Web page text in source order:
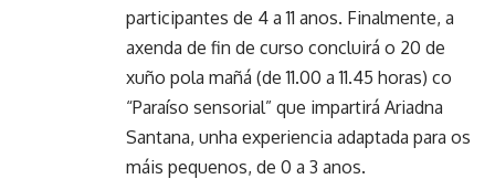
participantes de 4 a 11 anos. Finalmente, a
axenda de fin de curso concluirá o 20 de
xuño pola mañá (de 11.00 a 11.45 horas) co
“Paraíso sensorial” que impartirá Ariadna
Santana, unha experiencia adaptada para os
máis pequenos, de 0 a 3 anos.